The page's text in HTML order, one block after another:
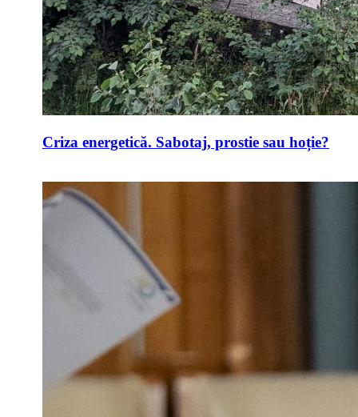
Criza energetică. Sabotaj, prostie sau hoție?